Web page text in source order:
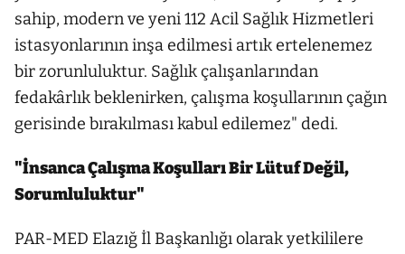
sahip, modern ve yeni 112 Acil Sağlık Hizmetleri
istasyonlarının inşa edilmesi artık ertelenemez
bir zorunluluktur. Sağlık çalışanlarından
fedakârlık beklenirken, çalışma koşullarının çağın
gerisinde bırakılması kabul edilemez" dedi.
"İnsanca Çalışma Koşulları Bir Lütuf Değil,
Sorumluluktur"
PAR-MED Elazığ İl Başkanlığı olarak yetkililere